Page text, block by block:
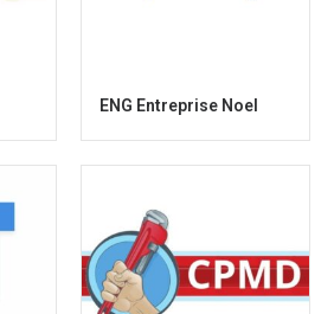
ENG Entreprise Noel